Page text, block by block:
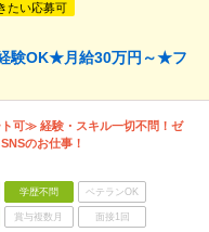
たい応募可
験OK★月給30万円～★フ
可≫ 経験・スキル一切不問！ゼ
のお仕事！
学歴不問 ベテランOK
賞与複数月 面接1回